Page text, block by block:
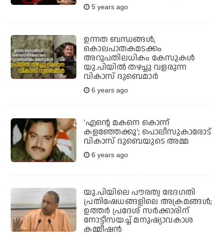
5 years ago
ഉന്നത ബന്ധങ്ങള്‍,
കൊലപാതകമടക്കം
അറുപതിലധികം കേസുകള്‍
യു.പിയില്‍ തഴച്ചു വളരുന്ന
വികാസ് ദുബെമാര്‍
6 years ago
'എന്റെ മകനെ കൊന്ന്
കളഞ്ഞേക്കൂ'; പൊലീസുകാരോട്
വികാസ് ദുബെയുടെ അമ്മ
6 years ago
യു.പിയിലെ പൗരത്വ ഭേദഗതി
പ്രതിഷേധങ്ങളിലെ അക്രമങ്ങള്‍;
ഉത്തര്‍ പ്രദേശ് സര്‍ക്കാരിന്
നോട്ടീസയച്ച് മനുഷ്യാവകാശ
കമ്മീഷന്‍